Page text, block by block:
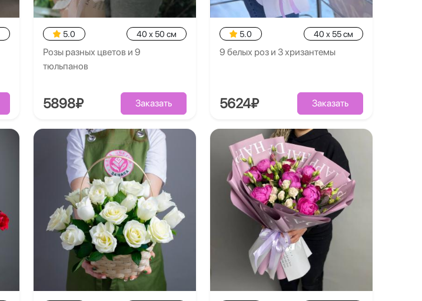
5.0 40 x 50 см
Розы разных цветов и 9
тюльпанов
5898₽ Заказать
5.0 40 x 55 см
9 белых роз и 3 хризантемы
5624₽ Заказать